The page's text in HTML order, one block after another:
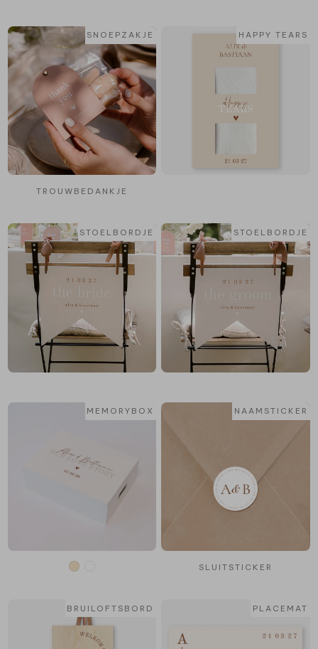
SNOEPZAKJE
TROUWBEDANKJE
HAPPY TEARS
STOELBORDJE STOELBORDJE
MEMORYBOX NAAMSTICKER
SLUITSTICKER
BRUILOFTSBORD PLACEMAT